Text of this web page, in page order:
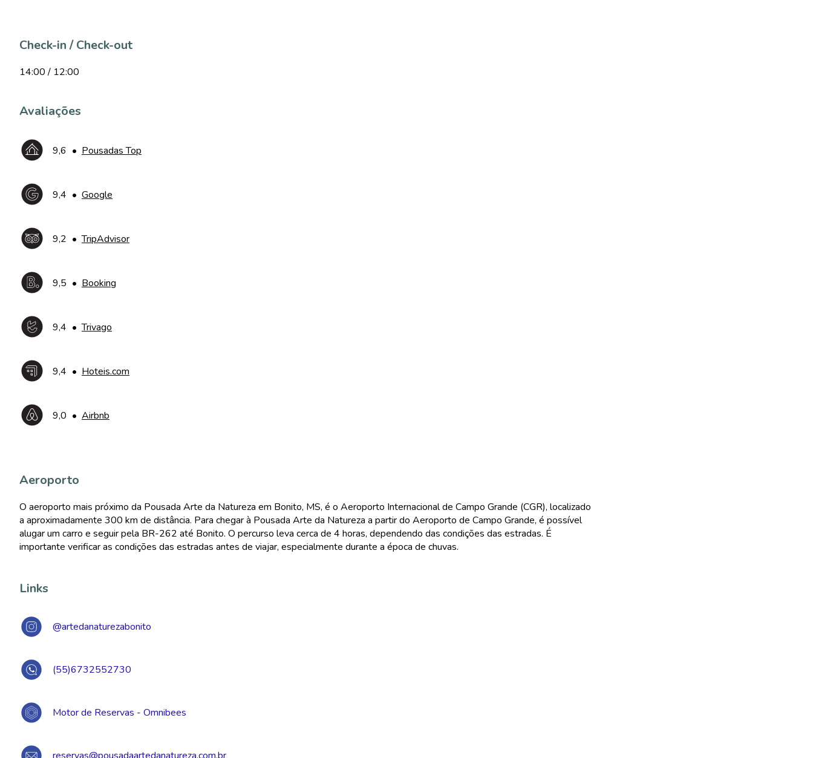
Check-in / Check-out
14:00 / 12:00
Avaliações
9,6 • Pousadas Top
9,4 • Google
9,2 •TripAdvisor
9,5 • Booking
9,4 •Trivago
9,4 • Hoteis.com
9,0 • Airbnb
Aeroporto
O aeroporto mais próximo da Pousada Arte da Natureza em Bonito, MS, é o Aeroporto Internacional de Campo Grande (CGR), localizado
a aproximadamente 300 km de distância. Para chegar à Pousada Arte da Natureza a partir do Aeroporto de Campo Grande, é possível
alugar um carro e seguir pela BR-262 até Bonito. O percurso leva cerca de 4 horas, dependendo das condições das estradas. É
importante verificar as condições das estradas antes de viajar, especialmente durante a época de chuvas.
Links
@artedanaturezabonito
(55)6732552730
Motor de Reservas - Omnibees